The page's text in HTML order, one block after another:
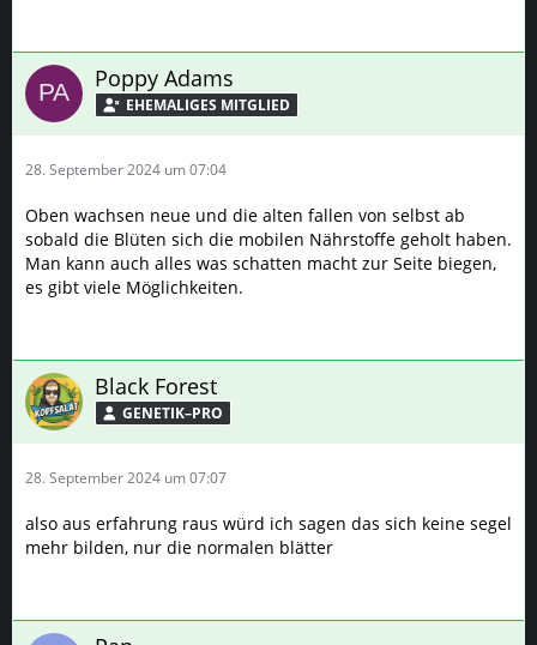
Poppy Adams
28. September 2024 um 07:04
Oben wachsen neue und die alten fallen von selbst ab
sobald die Blüten sich die mobilen Nährstoffe geholt haben.
Man kann auch alles was schatten macht zur Seite biegen,
es gibt viele Möglichkeiten.
Black Forest
GENETIK–PRO
28. September 2024 um 07:07
also aus erfahrung raus würd ich sagen das sich keine segel
mehr bilden, nur die normalen blätter